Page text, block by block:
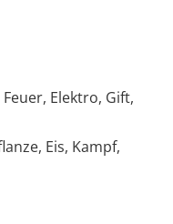
Elektro, Gift,
Eis, Kampf,